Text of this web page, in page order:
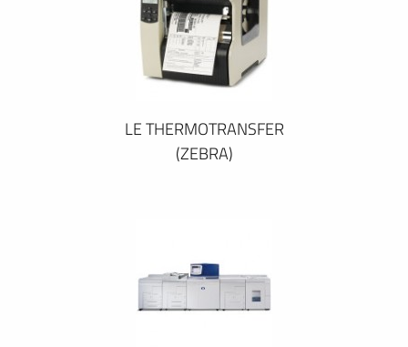
LE THERMOTRANSFER
(ZEBRA)